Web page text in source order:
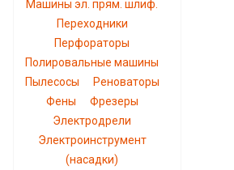
Машины эл. прям. шлиф.
Переходники
Перфораторы
Полировальные машины
Пылесосы
Реноваторы
Фены
Фрезеры
Электродрели
Электроинструмент
(насадки)